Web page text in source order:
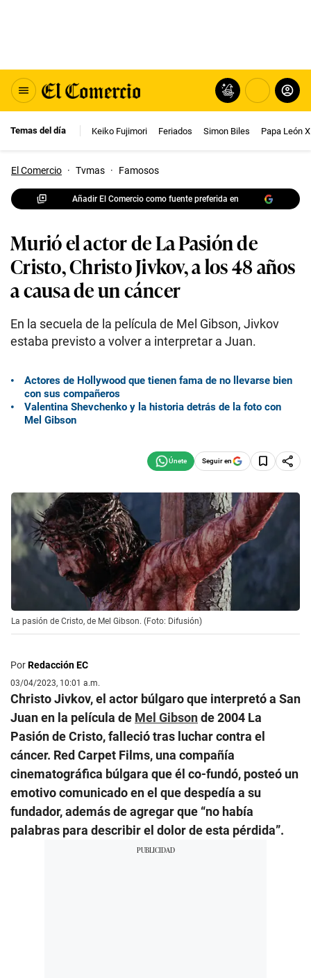
Temas del día Keiko Fujimori Feriados Simon Biles Papa León
El Comercio · Tvmas · Famosos
Añadir El Comercio como fuente preferida en
Murió el actor de La Pasión de
Cristo, Christo Jivkov, a los 48 años
a causa de un cáncer
En la secuela de la película de Mel Gibson, Jivkov
estaba previsto a volver a interpretar a Juan.
Actores de Hollywood que tienen fama de no llevarse bien
con sus compañeros
Valentina Shevchenko y la historia detrás de la foto con
Mel Gibson
Seguir en
La pasión de Cristo, de Mel Gibson. (Foto: Difusión)
PorRedacción EC
03/04/2023, 10:01 a.m.
Christo Jivkov, el actor búlgaro que interpretó a San
Juan en la película de Mel Gibsonde 2004 La
Pasión de Cristo, falleció tras luchar contra el
cáncer. Red Carpet Films, una compañía
cinematográfica búlgara que él co-fundó, posteó un
emotivo comunicado en el que despedía a su
fundador, además de agregar que “no había
palabras para describir el dolor de esta pérdida”.